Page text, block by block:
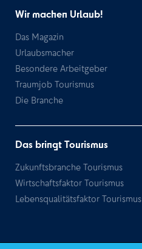
Wir machen Urlaub!
Das Magazin
Urlaubsmacher
Besondere Arbeitgeber
Traumjob Tourismus
Die Branche
Das bringt Tourismus
Zukunftsbranche Tourismus
Wirtschaftsfaktor Tourismus
Lebensqualitätsfaktor Tourismus